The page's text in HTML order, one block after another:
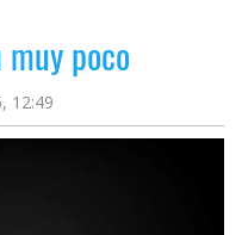
poco
12:49